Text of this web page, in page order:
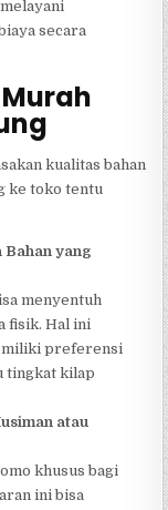
secara
kualitas bahan
ke toko tentu
Bahan yang
menyentuh
fisik. Hal ini
preferensi
tingkat kilap
atau
khusus bagi
ini bisa